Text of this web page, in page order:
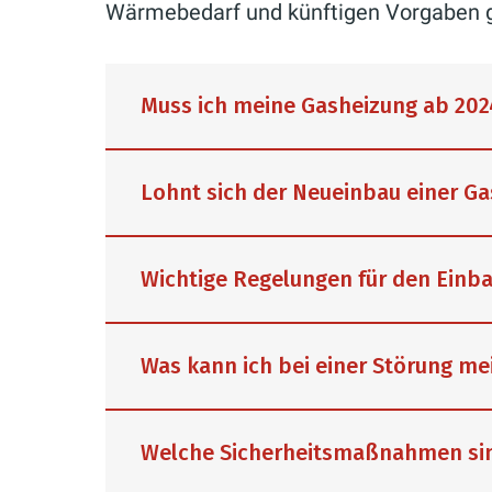
Wärmebedarf und künftigen Vorgaben
Muss ich meine Gasheizung ab
Bedarf repariert werden. Wird
kommunale Wärmeplanung und
Ob ein Austausch sinnvoll ist,
geplanten Nutzung ab. Wir
Lohnt sich der Neueinbau einer
Heizung plant, sollte deshalb nicht
Betriebskosten, die kommunale
Einschränkungen für neue
Wichtige Regelungen für den
einige wesentliche Änderungen im
Was kann ich bei einer Störung
Welche Sicherheitsmaßnahmen